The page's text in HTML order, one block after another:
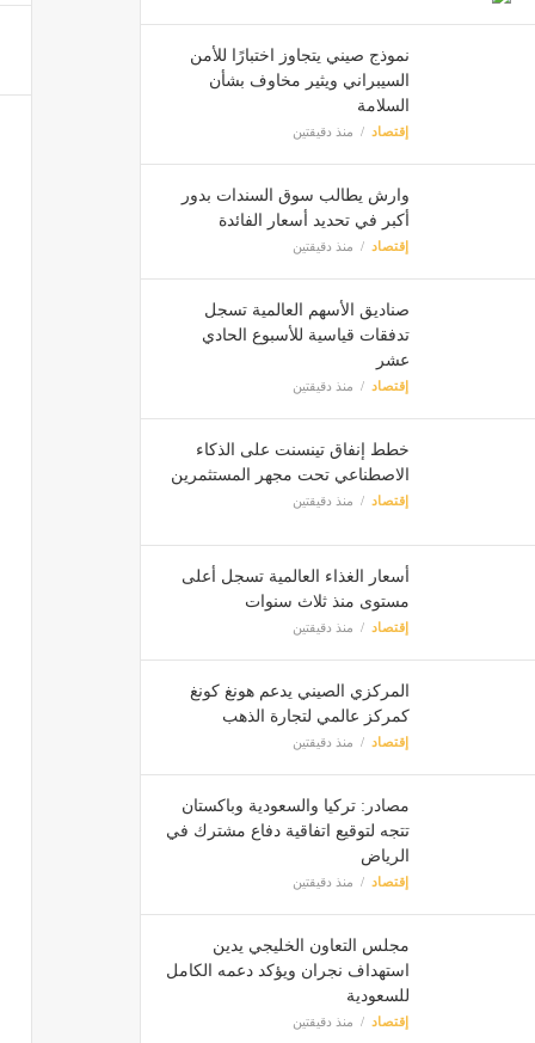
نموذج صيني يتجاوز اختبارًا للأمن
السيبراني ويثير مخاوف بشأن
السلامة
إقتصاد منذ دقيقتين
وارش يطالب سوق السندات بدور
أكبر في تحديد أسعار الفائدة
إقتصاد منذ دقيقتين
صناديق الأسهم العالمية تسجل
تدفقات قياسية للأسبوع الحادي
عشر
إقتصاد منذ دقيقتين
خطط إنفاق تينسنت على الذكاء
الاصطناعي تحت مجهر المستثمرين
إقتصاد منذ دقيقتين
أسعار الغذاء العالمية تسجل أعلى
مستوى منذ ثلاث سنوات
إقتصاد منذ دقيقتين
المركزي الصيني يدعم هونغ كونغ
كمركز عالمي لتجارة الذهب
إقتصاد منذ دقيقتين
مصادر: تركيا والسعودية وباكستان
تتجه لتوقيع اتفاقية دفاع مشترك في
الرياض
إقتصاد منذ دقيقتين
مجلس التعاون الخليجي يدين
استهداف نجران ويؤكد دعمه الكامل
للسعودية
إقتصاد منذ دقيقتين